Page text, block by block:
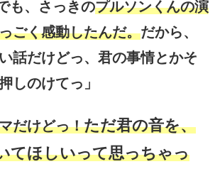
も、さっきのプルソンくんの演
ごく感動したんだ。だから、
話だけどっ、君の事情とかそ
しのけてっ」
だけどっ！ただ君の音を、
てほしいって思っちゃっ